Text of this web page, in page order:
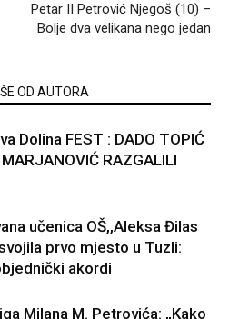
Petar II Petrović Njegoš (10) –
Bolje dva velikana nego jedan
OD AUTORA
Dolina FEST : DADO TOPIĆ
RAZGALILI
učenica OŠ,,Aleksa Đilas
prvo mjesto u Tuzli:
akordi
Milana M. Petrovića: „Kako